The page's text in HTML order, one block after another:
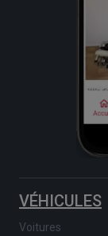
VÉHICULES
Voitures